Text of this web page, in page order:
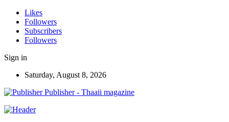
Likes
Followers
Subscribers
Followers
Sign in
Saturday, August 8, 2026
Publisher - Thaaii magazine